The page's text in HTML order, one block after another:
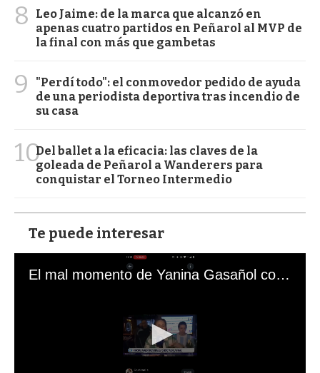
8
Leo Jaime: de la marca que alcanzó en
apenas cuatro partidos en Peñarol al MVP de
la final con más que gambetas
9
"Perdí todo": el conmovedor pedido de ayuda
de una periodista deportiva tras incendio de
su casa
10Del ballet a la eficacia: las claves de la
goleada de Peñarol a Wanderers para
conquistar el Torneo Intermedio
Te puede interesar
El mal momento de Yanina Gasañol con un hincha argentino en "Subrayado"